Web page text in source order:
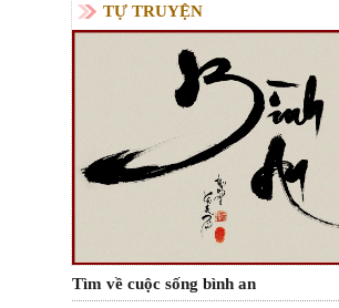
TỰ TRUYỆN
Tìm về cuộc sống bình an